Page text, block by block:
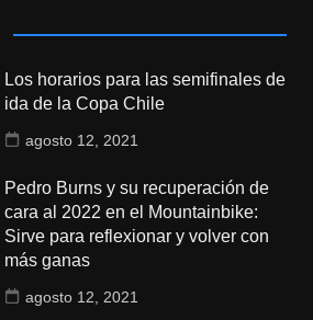
Los horarios para las semifinales de
ida de la Copa Chile
agosto 12, 2021
Pedro Burns y su recuperación de
cara al 2022 en el Mountainbike:
Sirve para reflexionar y volver con
más ganas
agosto 12, 2021